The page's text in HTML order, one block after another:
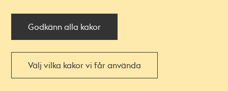
Godkänn alla kakor
Välj vilka kakor vi får använda